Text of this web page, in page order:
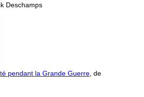
Deschamps
pendant la Grande Guerre, de